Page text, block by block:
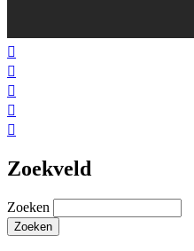





Zoekveld
Zoeken